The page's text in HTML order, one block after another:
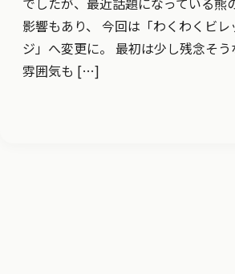
影響もあり、 今回は「わくわくビレ
ジ」へ変更に。 最初は少し残念そう
雰囲気も […]